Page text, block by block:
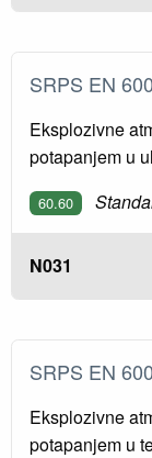
SRPS EN
Eksplozivne
potapanjem u
60.60
N031
SRPS EN
Eksplozivne
potapanjem u